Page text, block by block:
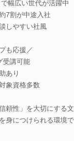
幅広い世代が活躍中
7割が中途入社
しやすい社風
も応援／
講可能
あり
象資格多数
頼性」を大切にする
身につけられる環境で